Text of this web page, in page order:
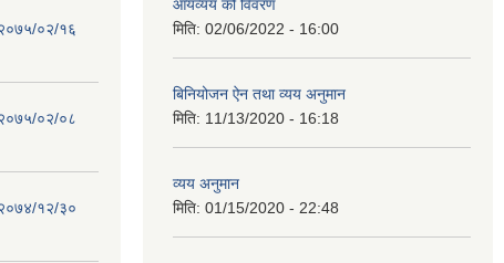
२०७५/०२/१६
२०७५/०२/०८
२०७४/१२/३०
आयव्यय को विवरण
मिति: 02/06/2022 - 16:00
बिनियोजन ऐन तथा व्यय अनुमान
मिति: 11/13/2020 - 16:18
व्यय अनुमान
मिति: 01/15/2020 - 22:48